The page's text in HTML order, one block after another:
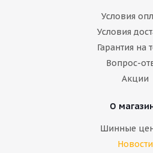
Условия
Условия
Гарантия на
Вопрос-
Акции
О
Шинные
Новости